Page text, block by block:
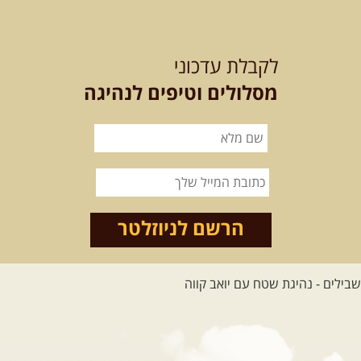
נצא מצומת גולנו למסע שטח מרתק
בגליל. נבקר בקבר יתרו, ...
שישי-שבת-
מלח מים ושמים – טיולילה עם
האם אתם מחפשים חוויה מיוחדת
בטבע? מחפשים חוויה שתעניק לכם ...
לקבלת עדכוני
מסלולים וטיפים לנהיגה
הרשם לניוזלטר